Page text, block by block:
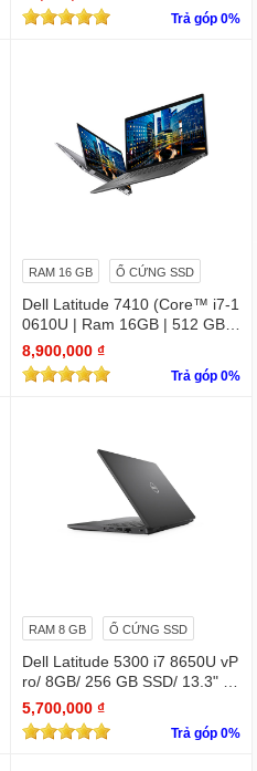
Trả góp 0%
RAM 16 GB Ổ CỨNG SSD
Dell Latitude 7410 (Core™ i7-1
0610U | Ram 16GB | 512 GB S
SD | 14.0inch FHD) 2 in 1 cảm
ứng
8,900,000 ₫
Trả góp 0%
RAM 8 GB Ổ CỨNG SSD
Dell Latitude 5300 i7 8650U vP
ro/ 8GB/ 256 GB SSD/ 13.3" /
Win 10 Pro
5,700,000 ₫
Trả góp 0%